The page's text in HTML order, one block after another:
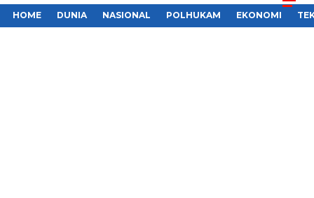
HOME DUNIA NASIONAL POLHUKAM EKONOMI